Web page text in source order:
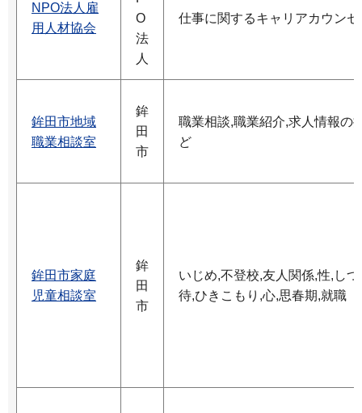
NPO法人雇
用人材協会
O
法
人
仕事に関するキャリアカウン
鉾田市地域
職業相談室
鉾
田
市
職業相談,職業紹介,求人情報の
ど
鉾田市家庭
児童相談室
鉾
田
市
いじめ,不登校,友人関係,性,し
待,ひきこもり,心,思春期,就職